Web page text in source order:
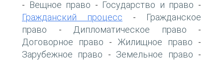
- Вещное право - Государство и право -
Гражданский процесс -
Гражданское
право - Дипломатическое право -
Договорное право - Жилищное право -
Зарубежное право - Земельное право -